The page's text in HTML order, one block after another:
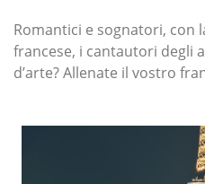
Romantici e sognatori, con
francese, i cantautori degli
d’arte? Allenate il vostro